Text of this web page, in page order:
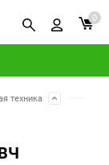
0
техника